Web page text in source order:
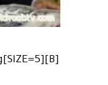
[B][SIZE=5]http://www.mojahedin.org]